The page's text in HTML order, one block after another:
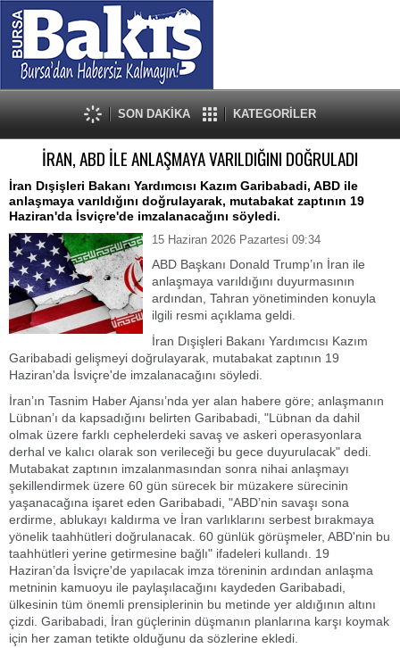
SON DAKİKA KATEGORİLER
İRAN, ABD İLE ANLAŞMAYA VARILDIĞINI DOĞRULADI
İran Dışişleri Bakanı Yardımcısı Kazım Garibabadi, ABD ile
anlaşmaya varıldığını doğrulayarak, mutabakat zaptının 19
Haziran'da İsviçre'de imzalanacağını söyledi.
15 Haziran 2026 Pazartesi 09:34
ABD Başkanı Donald Trump’ın İran ile
anlaşmaya varıldığını duyurmasının
ardından, Tahran yönetiminden konuyla
ilgili resmi açıklama geldi.
İran Dışişleri Bakanı Yardımcısı Kazım
Garibabadi gelişmeyi doğrulayarak, mutabakat zaptının 19
Haziran'da İsviçre'de imzalanacağını söyledi.
İran’ın Tasnim Haber Ajansı’nda yer alan habere göre; anlaşmanın
Lübnan’ı da kapsadığını belirten Garibabadi, "Lübnan da dahil
olmak üzere farklı cephelerdeki savaş ve askeri operasyonlara
derhal ve kalıcı olarak son verileceği bu gece duyurulacak" dedi.
Mutabakat zaptının imzalanmasından sonra nihai anlaşmayı
şekillendirmek üzere 60 gün sürecek bir müzakere sürecinin
yaşanacağına işaret eden Garibabadi, "ABD’nin savaşı sona
erdirme, ablukayı kaldırma ve İran varlıklarını serbest bırakmaya
yönelik taahhütleri doğrulanacak. 60 günlük görüşmeler, ABD'nin bu
taahhütleri yerine getirmesine bağlı" ifadeleri kullandı. 19
Haziran’da İsviçre'de yapılacak imza töreninin ardından anlaşma
metninin kamuoyu ile paylaşılacağını kaydeden Garibabadi,
ülkesinin tüm önemli prensiplerinin bu metinde yer aldığının altını
çizdi. Garibabadi, İran güçlerinin düşmanın planlarına karşı koymak
için her zaman tetikte olduğunu da sözlerine ekledi.